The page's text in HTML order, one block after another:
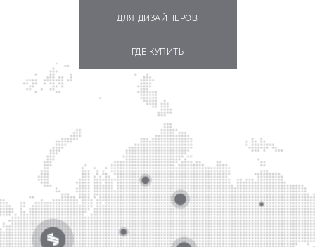
ДЛЯ ДИЗАЙНЕРОВ
ГДЕ КУПИТЬ